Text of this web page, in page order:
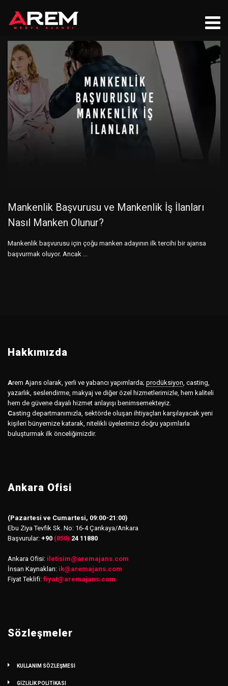
Mankenlik Başvurusu ve Mankenlik İş İlanları
Nasıl Manken Olunur?
Mankenlik başvurusu için çoğu manken adayının ilk tercihi bir ajansa
başvurmak oluyor. Ancak ...
Hakkımızda
Arem Ajans olarak, yerli ve yabancı yapımlarda; prodüksiyon, casting,
yazarlık, seslendirme, makyaj ve diğer özel hizmetlerimizle, hem kaliteli
hem de güvene dayalı hizmet anlayışı benimsemekteyiz.
Casting departmanımızla, sektörde oluşan ihtiyaçları karşılayacak yeni
kişileri bünyemize katarak, nitelikli üyelerimizi doğru yapımlarla
buluşturmak ilk önceliğimizdir.
Ankara Ofisi
(Pazartesi ve Cumartesi, 09:00-21:00)
Ebu Ziya Tevfik Sk. No: 16-4 Çankaya/Ankara
Başvurular: +90 (850) 24 11880
Ankara Ofisi: iletisim@aremajans.com
İnsan Kaynakları: ik@aremajans.com
Fiyat Teklifi: fiyat@aremajans.com
Sözleşmeler
KULLANIM SÖZLEŞMESİ
GİZLİLİK POLİTİKASI